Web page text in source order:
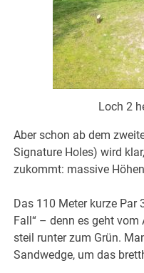
Loch 2
Aber schon ab dem
Signature Holes) wird
zukommt: massive
Das 110 Meter kurze Par
Fall“ – denn es geht
steil runter zum Grün.
Sandwedge, um das